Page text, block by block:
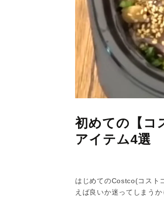
初めての【コ
アイテム4選
はじめてのCostco(コスト
えば良いか迷ってしまう